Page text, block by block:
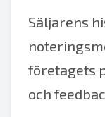
Säljarens
företagets
och